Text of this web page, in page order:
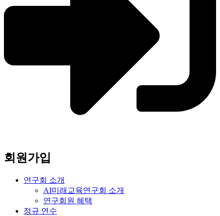
회원가입
연구회 소개
AI미래교육연구회 소개
연구회원 혜택
정규 연수